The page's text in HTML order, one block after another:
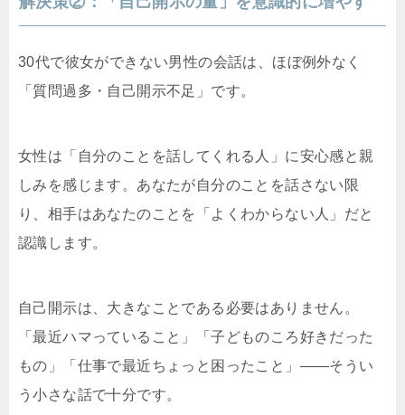
30代で彼女ができない男性の会話は、ほぼ例外なく
「質問過多・自己開示不足」です。
女性は「自分のことを話してくれる人」に安心感と親
しみを感じます。あなたが自分のことを話さない限
り、相手はあなたのことを「よくわからない人」だと
認識します。
自己開示は、大きなことである必要はありません。
「最近ハマっていること」「子どものころ好きだった
もの」「仕事で最近ちょっと困ったこと」——そうい
う小さな話で十分です。